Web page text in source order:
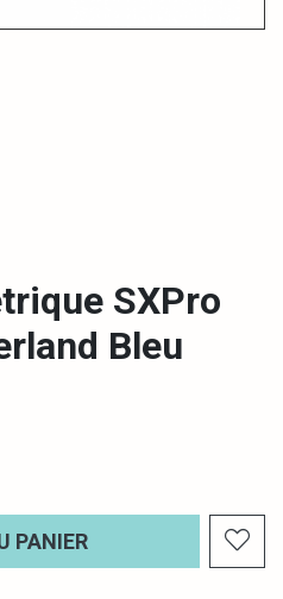
SXPro
Bleu
PANIER